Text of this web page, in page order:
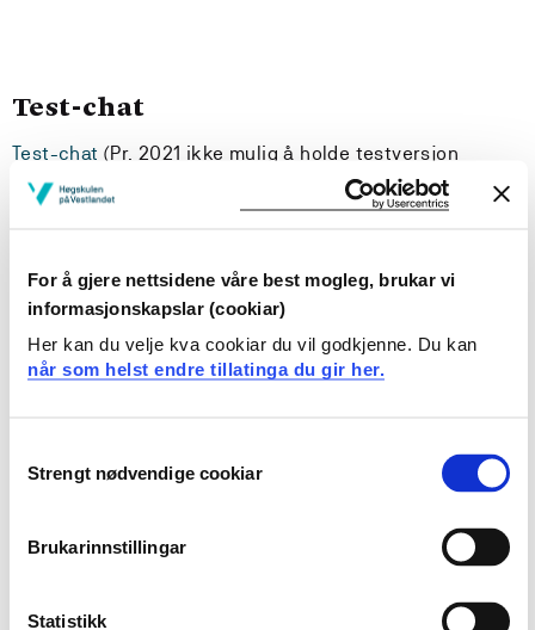
For å gjere nettsidene våre best mogleg, brukar vi
informasjonskapslar (cookiar)
Her kan du velje kva cookiar du vil godkjenne. Du kan
når som helst endre tillatinga du gir her.
Selection
Strengt nødvendige cookiar
Brukarinnstillingar
Statistikk
Test-chat
Test-chat (Pr. 2021 ikke mulig å holde testversjon
adskilt fra ordinær chat i EpiServer, så for testing
brukes chat via side utenfor EpiServer).
Galangifier
test